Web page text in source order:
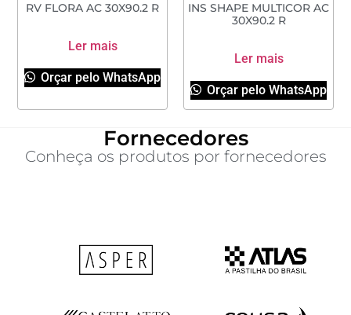
RV FLORA AC 30X90.2 R
Ler mais
Orçar pelo WhatsApp
INS SHAPE MULTICOR AC
30X90.2 R
Ler mais
Orçar pelo WhatsApp
Fornecedores
Conheça os produtos por fornecedores